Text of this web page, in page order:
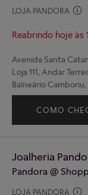
LOJA PANDORA
Reabrindo hoje
Avenida Santa
Loja 111, Andar
Balneário
(47) 98429-
COMO
Joalheria
Pandora @
LOJA PANDORA